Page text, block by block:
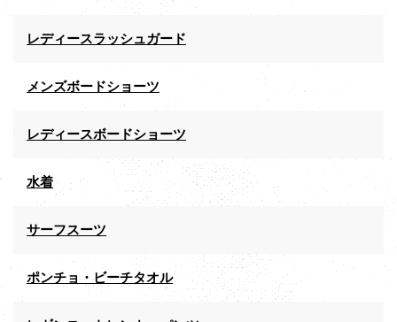
レディースラッシュガード
メンズボードショーツ
レディースボードショーツ
水着
サーフスーツ
ポンチョ・ビーチタオル